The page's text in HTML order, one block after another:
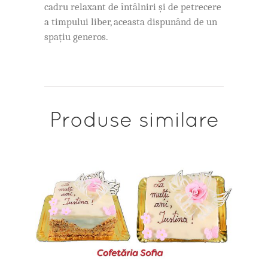
cadru relaxant de întâlniri și de petrecere
a timpului liber, aceasta dispunând de un
spațiu generos.
Produse similare
ADAUGĂ ÎN COȘ